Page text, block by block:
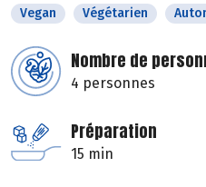
Vegan Végétarien
Nombre de
4 personnes
Préparation
15 min